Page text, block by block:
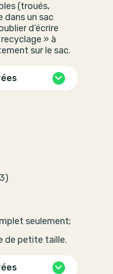
(troués,
un sac
d’écrire
» à
sur le sac.
seulement;
de petite taille.